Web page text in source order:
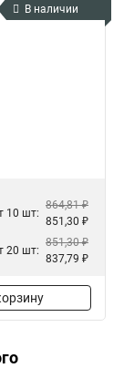
В наличии
10 шт:
864,81 ₽
851,30 ₽
20 шт:
851,30 ₽
837,79 ₽